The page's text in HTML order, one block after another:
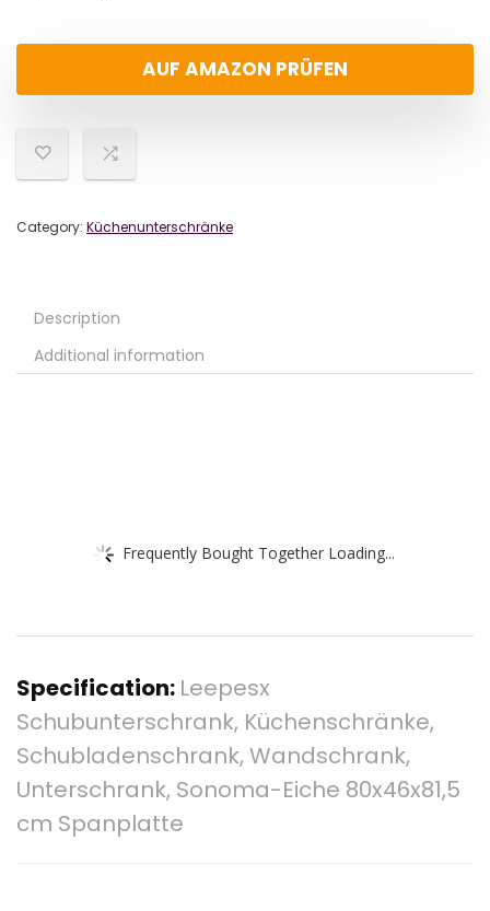
AUF AMAZON PRÜFEN
Category: Küchenunterschränke
Description
Additional information
Frequently Bought Together Loading...
Specification: Leepesx
Schubunterschrank, Küchenschränke,
Schubladenschrank, Wandschrank,
Unterschrank, Sonoma-Eiche 80x46x81,5
cm Spanplatte